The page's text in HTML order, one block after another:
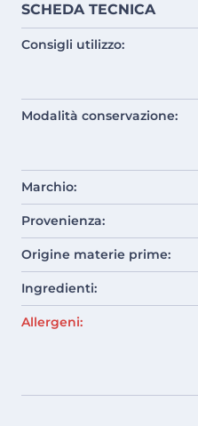
SCHEDA TECNICA
Consigli utilizzo:
Modalità conservazione:
Marchio:
Provenienza:
Origine materie prime:
Ingredienti:
Allergeni: